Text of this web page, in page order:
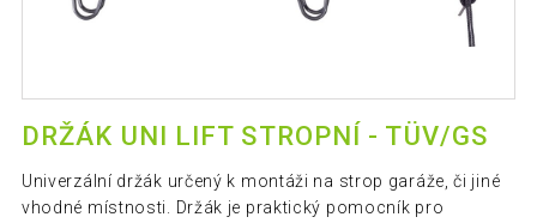
DRŽÁK UNI LIFT STROPNÍ - TÜV/GS
Univerzální držák určený k montáži na strop garáže, či jiné
vhodné místnosti. Držák je praktický pomocník pro